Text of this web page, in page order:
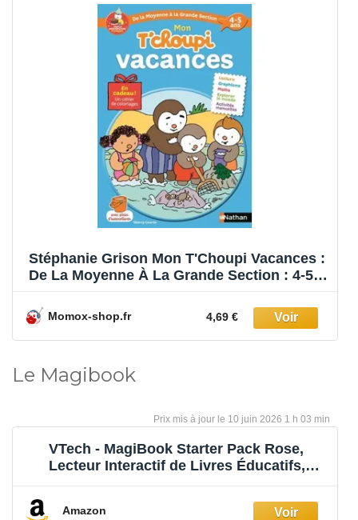
Stéphanie Grison Mon T'Choupi Vacances :
De La Moyenne À La Grande Section : 4-5
Momox-shop.fr 4,69 €
Le Magibook
10 juin 2026 1 h 03 min
VTech - MagiBook Starter Pack Rose,
Lecteur Interactif de Livres Éducatifs,
Tactile et Ludique, Cadeau Enfant de 2 Ans
à 8 Ans, Rose - Contenu en Français
Amazon